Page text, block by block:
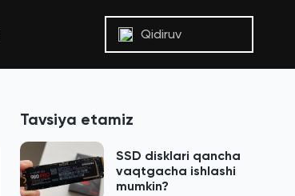
Qidiruv
Tavsiya etamiz
SSD disklari qancha
vaqtgacha ishlashi
mumkin?